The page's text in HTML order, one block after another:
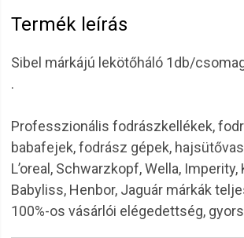
Termék leírás
Sibel márkájú lekötőháló 1db/
.
Professzionális fodrászkellékek,
babafejek, fodrász gépek,
L’oreal, Schwarzkopf, Wella,
Babyliss, Henbor, Jaguár márkák
100%-os vásárlói elégedettség,